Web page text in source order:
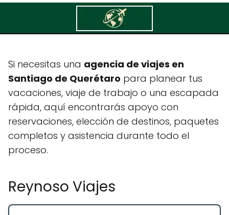
Reynoso Viajes
Si necesitas una agencia de viajes en
Santiago de Querétaro para planear tus
vacaciones, viaje de trabajo o una escapada
rápida, aquí encontrarás apoyo con
reservaciones, elección de destinos, paquetes
completos y asistencia durante todo el
proceso.
Reynoso Viajes